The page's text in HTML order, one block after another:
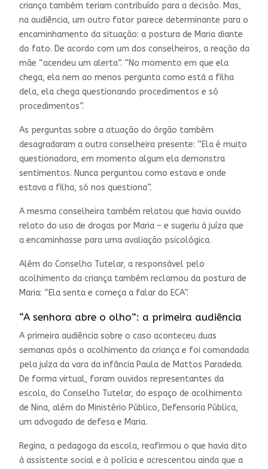
criança também teriam contribuído para a decisão. Mas,
na audiência, um outro fator parece determinante para o
encaminhamento da situação: a postura de Maria diante
do fato. De acordo com um dos conselheiros, a reação da
mãe “acendeu um alerta”. “No momento em que ela
chega, ela nem ao menos pergunta como está a filha
dela, ela chega questionando procedimentos e só
procedimentos”.
As perguntas sobre a atuação do órgão também
desagradaram a outra conselheira presente: “Ela é muito
questionadora, em momento algum ela demonstra
sentimentos. Nunca perguntou como estava e onde
estava a filha, só nos questiona”.
A mesma conselheira também relatou que havia ouvido
relato do uso de drogas por Maria – e sugeriu à juíza que
a encaminhasse para uma avaliação psicológica.
Além do Conselho Tutelar, a responsável pelo
acolhimento da criança também reclamou da postura de
Maria: “Ela senta e começa a falar do ECA”.
“A senhora abre o olho”: a primeira audiência
A primeira audiência sobre o caso aconteceu duas
semanas após o acolhimento da criança e foi comandada
pela juíza da vara da infância Paula de Mattos Paradeda.
De forma virtual, foram ouvidos representantes da
escola, do Conselho Tutelar, do espaço de acolhimento
de Nina, além do Ministério Público, Defensoria Pública,
um advogado de defesa e Maria.
Regina, a pedagoga da escola, reafirmou o que havia dito
à assistente social e à polícia e acrescentou ainda que a